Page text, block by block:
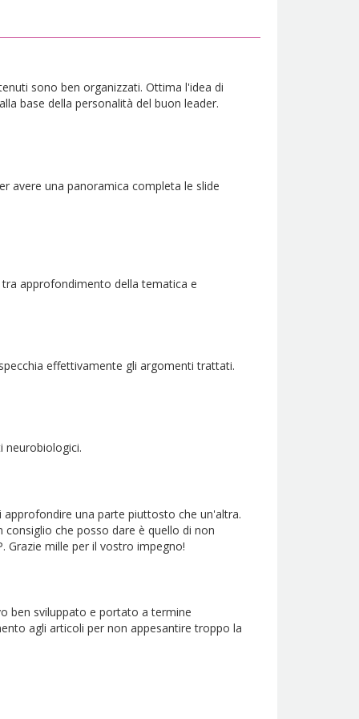
sono ben organizzati. Ottima l'idea di
base della personalità del buon leader.
avere una panoramica completa le slide
approfondimento della tematica e
effettivamente gli argomenti trattati.
neurobiologici.
una parte piuttosto che un'altra.
che posso dare è quello di non
mille per il vostro impegno!
ben sviluppato e portato a termine
agli articoli per non appesantire troppo la